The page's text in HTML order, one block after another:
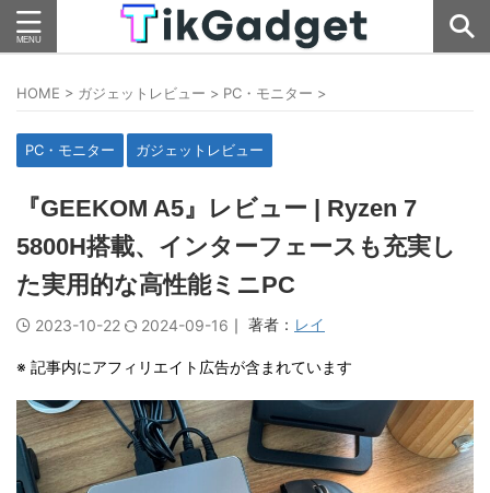
HOME > ガジェットレビュー > PC・モニター >
PC・モニター ガジェットレビュー
『GEEKOM A5』レビュー | Ryzen 7
5800H搭載、インターフェースも充実し
た実用的な高性能ミニPC
2023-10-22 2024-09-16 ｜ 著者： レイ
※ 記事内にアフィリエイト広告が含まれています